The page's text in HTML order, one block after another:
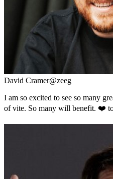
David Cramer@zeeg
I am so excited to see so many
of vite. So many will benefit. ❤️